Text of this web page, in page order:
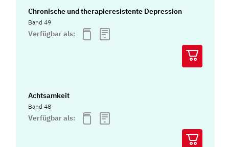
Chronische und therapieresistente Depression
Band 49
Verfügbar als:
Achtsamkeit
Band 48
Verfügbar als: